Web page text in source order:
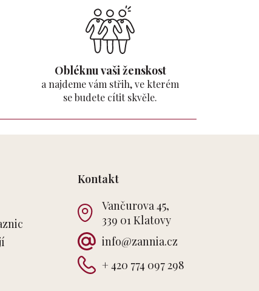
Obléknu vaši ženskost
a najdeme vám střih, ve kterém
se budete cítit skvěle.
Kontakt
Vančurova 45,
339 01 Klatovy
info@zannia.cz
+ 420 774 097 298